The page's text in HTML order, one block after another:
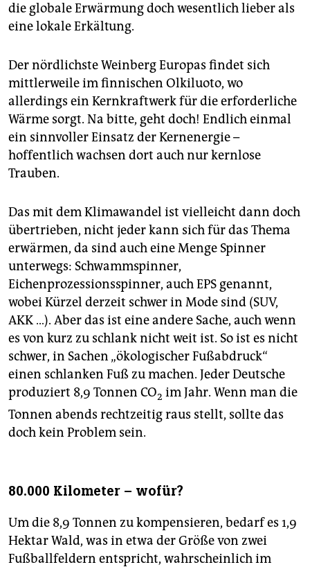
die globale Erwärmung doch wesentlich lieber als
eine lokale Erkältung.
Der nördlichste Weinberg Europas findet sich
mittlerweile im finnischen Olkiluoto, wo
allerdings ein Kernkraftwerk für die erforderliche
Wärme sorgt. Na bitte, geht doch! Endlich einmal
ein sinnvoller Einsatz der Kernenergie –
hoffentlich wachsen dort auch nur kernlose
Trauben.
Das mit dem Klimawandel ist vielleicht dann doch
übertrieben, nicht jeder kann sich für das Thema
erwärmen, da sind auch eine Menge Spinner
unterwegs: Schwammspinner,
Eichenprozessionsspinner, auch EPS genannt,
wobei Kürzel derzeit schwer in Mode sind (SUV,
AKK …). Aber das ist eine andere Sache, auch wenn
es von kurz zu schlank nicht weit ist. So ist es nicht
schwer, in Sachen „ökologischer Fußabdruck“
einen schlanken Fuß zu machen. Jeder Deutsche
produziert 8,9 Tonnen CO2 im Jahr. Wenn man die
Tonnen abends rechtzeitig raus stellt, sollte das
doch kein Problem sein.
80.000 Kilometer – wofür?
Um die 8,9 Tonnen zu kompensieren, bedarf es 1,9
Hektar Wald, was in etwa der Größe von zwei
Fußballfeldern entspricht, wahrscheinlich im